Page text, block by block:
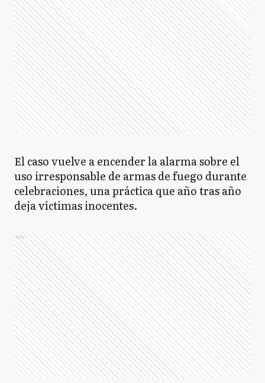
El caso vuelve a encender la alarma sobre el
uso irresponsable de armas de fuego durante
celebraciones, una práctica que año tras año
deja víctimas inocentes.
Ads